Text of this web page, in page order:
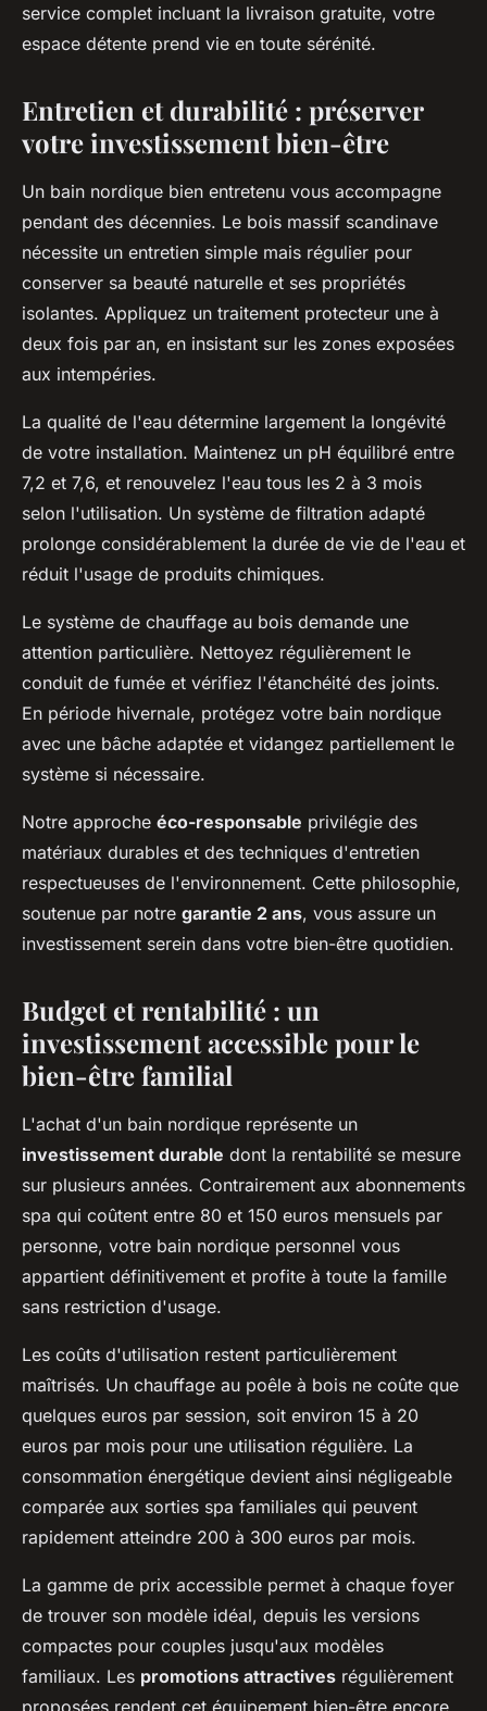
service complet incluant la livraison gratuite, votre
espace détente prend vie en toute sérénité.
Entretien et durabilité : préserver
votre investissement bien-être
Un bain nordique bien entretenu vous accompagne
pendant des décennies. Le bois massif scandinave
nécessite un entretien simple mais régulier pour
conserver sa beauté naturelle et ses propriétés
isolantes. Appliquez un traitement protecteur une à
deux fois par an, en insistant sur les zones exposées
aux intempéries.
La qualité de l'eau détermine largement la longévité
de votre installation. Maintenez un pH équilibré entre
7,2 et 7,6, et renouvelez l'eau tous les 2 à 3 mois
selon l'utilisation. Un système de filtration adapté
prolonge considérablement la durée de vie de l'eau et
réduit l'usage de produits chimiques.
Le système de chauffage au bois demande une
attention particulière. Nettoyez régulièrement le
conduit de fumée et vérifiez l'étanchéité des joints.
En période hivernale, protégez votre bain nordique
avec une bâche adaptée et vidangez partiellement le
système si nécessaire.
Notre approche éco-responsable privilégie des
matériaux durables et des techniques d'entretien
respectueuses de l'environnement. Cette philosophie,
soutenue par notre garantie 2 ans, vous assure un
investissement serein dans votre bien-être quotidien.
Budget et rentabilité : un
investissement accessible pour le
bien-être familial
L'achat d'un bain nordique représente un
investissement durable dont la rentabilité se mesure
sur plusieurs années. Contrairement aux abonnements
spa qui coûtent entre 80 et 150 euros mensuels par
personne, votre bain nordique personnel vous
appartient définitivement et profite à toute la famille
sans restriction d'usage.
Les coûts d'utilisation restent particulièrement
maîtrisés. Un chauffage au poêle à bois ne coûte que
quelques euros par session, soit environ 15 à 20
euros par mois pour une utilisation régulière. La
consommation énergétique devient ainsi négligeable
comparée aux sorties spa familiales qui peuvent
rapidement atteindre 200 à 300 euros par mois.
La gamme de prix accessible permet à chaque foyer
de trouver son modèle idéal, depuis les versions
compactes pour couples jusqu'aux modèles
familiaux. Les promotions attractives régulièrement